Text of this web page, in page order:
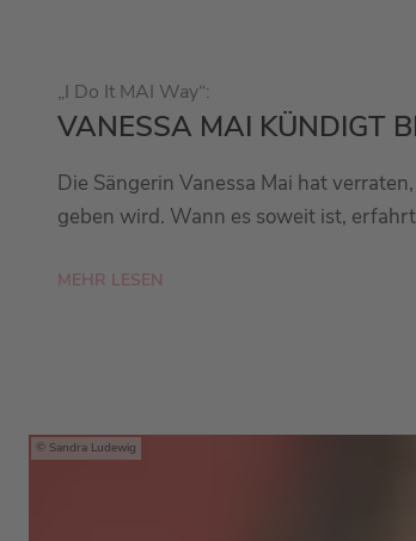
„I Do It MAI Way“:
VANESSA MAI KÜNDIGT
Die Sängerin Vanessa Mai hat
geben wird. Wann es soweit ist,
MEHR LESEN
Sandra Ludewig